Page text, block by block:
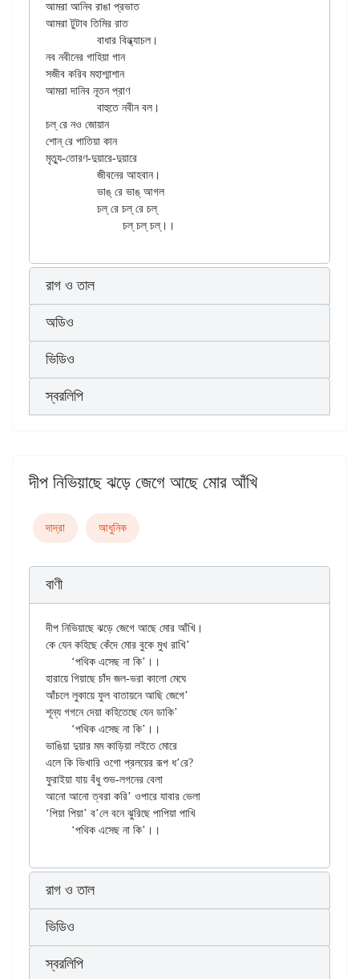
আমরা আনিব রাঙা প্রভাত
আমরা টুটাব তিমির রাত
নব নবীনের গাহিয়া গান
সজীব করিব মহাশ্মাশান
আমরা দানিব নূতন প্রাণ
চল্ রে নও জোয়ান
শোন্ রে পাতিয়া কান
মৃত্যু-তোরণ-দুয়ারে-দুয়ারে
রাগ ও তাল
অডিও
ভিডিও
স্বরলিপি
দীপ নিভিয়াছে ঝড়ে জেগে আছে মোর আঁখি
দাদ্‌রা আধুনিক
বাণী
দীপ নিভিয়াছে ঝড়ে জেগে আছে মোর আঁখি।
কে যেন কহিছে কেঁদে মোর বুকে মুখ রাখি’
হারায়ে গিয়াছে চাঁদ জল-ভরা কালো মেঘে
আঁচলে লুকায়ে ফুল বাতায়নে আছি জেগে’
শূন্য গগনে দেয়া কহিতেছে যেন ডাকি’
ভাঙিয়া দুয়ার মম কাড়িয়া লইতে মোরে
এলে কি ভিখারি ওগো প্রলয়ের রূপ ধ’রে?
ফুরাইয়া যায় বঁধু শুভ-লগনের বেলা
আনো আনো ত্বরা করি’ ওপারে যাবার ভেলা
‘পিয়া পিয়া’ ব’লে বনে ঝুরিছে পাপিয়া পাখি
রাগ ও তাল
ভিডিও
স্বরলিপি